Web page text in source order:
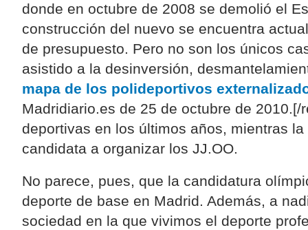
donde en octubre de 2008 se demolió el
construcción del nuevo se encuentra
de presupuesto. Pero no son los únicos
asistido a la desinversión,
mapa de los polideportivos
Madridiario.es de 25 de octubre de
deportivas en los últimos años, mientras
candidata a organizar los JJ.OO.
No parece, pues, que la candidatura
deporte de base en Madrid. Además, a
sociedad en la que vivimos el deporte